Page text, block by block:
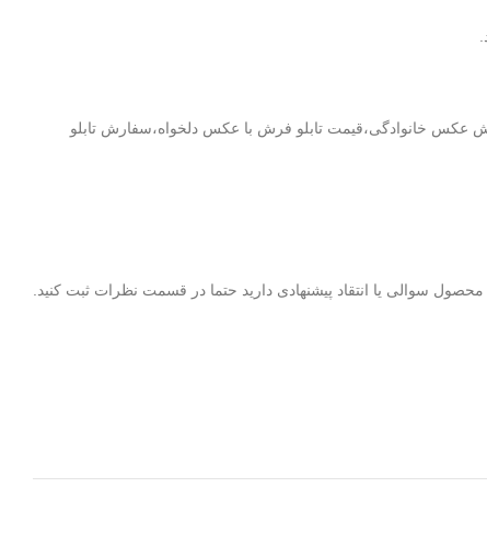
فرش چاپی در تهران،قیمت تابلو فرش عکس خانوادگی،قیمت تابلو فرش با عکس دلخواه،سفارش تابلو
محصول سوالی یا انتقاد پیشنهادی دارید حتما در قسمت نظرات ثبت کنید.